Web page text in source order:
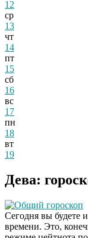
12
ср
13
чт
14
пт
15
сб
16
вс
17
пн
18
вт
19
Дева:
Общий гороскоп
Сегодня вы будете
времени. Это,